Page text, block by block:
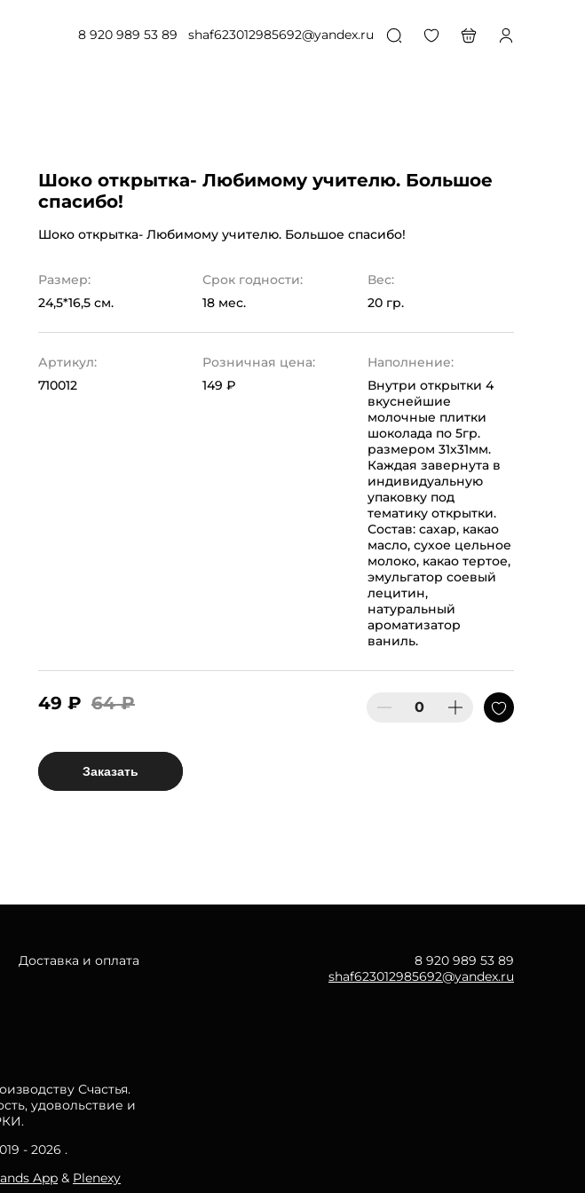
8 920 989 53 89 shaf623012985692@yandex.ru
Шоко открытка- Любимому учителю. Большое
спасибо!
Шоко открытка- Любимому учителю. Большое спасибо!
Размер:
24,5*16,5 см.
Срок годности:
18 мес.
Вес:
20 гр.
Артикул:
710012
Розничная цена:
149 ₽
Наполнение:
Внутри открытки 4
вкуснейшие
молочные плитки
шоколада по 5гр.
размером 31х31мм.
Каждая завернута в
индивидуальную
упаковку под
тематику открытки.
Состав: сахар, какао
масло, сухое цельное
молоко, какао тертое,
эмульгатор соевый
лецитин,
натуральный
ароматизатор
ваниль.
49 ₽ 64 ₽
Заказать
Доставка и оплата
8 920 989 53 89
shaf623012985692@yandex.ru
Счастья.
удовольствие и
- 2026 .
App & Plenexy